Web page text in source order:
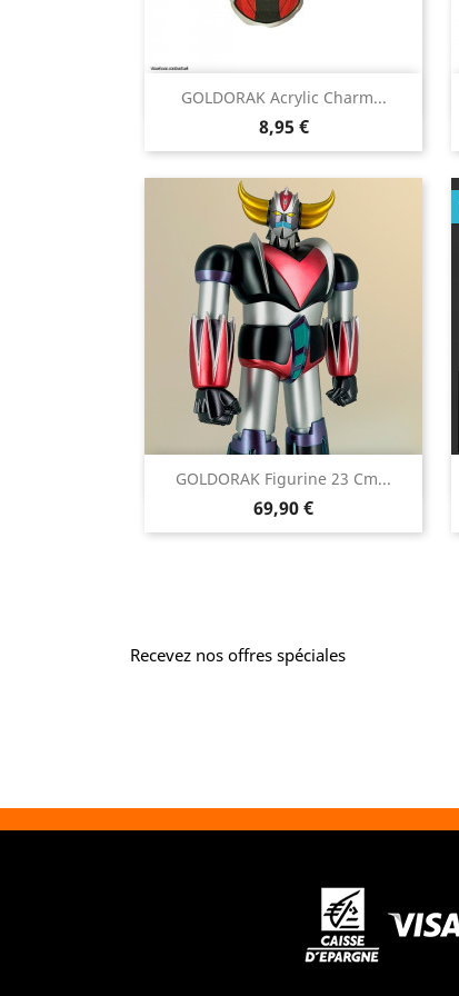
GOLDORAK Acrylic Charm...
Prix
8,95 €
Aperçu rapide
GOLDORAK Figurine 23 Cm...
Prix
69,90 €
Aperçu rapide
Recevez nos offres spéciales